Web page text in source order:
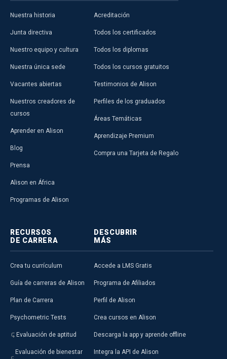
Nuestra historia
Junta directiva
Nuestro equipo y cultura
Nuestra única sede
Vacantes abiertas
Nuestros creadores de
cursos
Aprender en Alison
Blog
Prensa
Alison en África
Programas de Alison
Acreditación
Todos los certificados
Todos los diplomas
Todos los cursos gratuitos
Testimonios de Alison
Perfiles de los graduados
Áreas Temáticas
Aprendizaje Premium
Compra una Tarjeta de Regalo
RECURSOS
DE CARRERA
Crea tu currículum
Guía de carreras de Alison
Plan de Carrera
Psychometric Tests
Evaluación de aptitud
Evaluación de bienestar
DESCUBRIR
MÁS
Accede a LMS Gratis
Programa de Afiliados
Perfil de Alison
Crea cursos en Alison
Descarga la app y aprende offline
Integra la API de Alison